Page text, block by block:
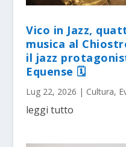
Vico in Jazz,
musica al
il jazz
Equense 🗓
Lug 22, 2026 | Cultura,
leggi tutto